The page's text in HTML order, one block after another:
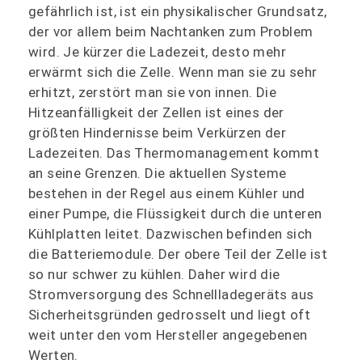
gefährlich ist, ist ein physikalischer Grundsatz,
der vor allem beim Nachtanken zum Problem
wird. Je kürzer die Ladezeit, desto mehr
erwärmt sich die Zelle. Wenn man sie zu sehr
erhitzt, zerstört man sie von innen. Die
Hitzeanfälligkeit der Zellen ist eines der
größten Hindernisse beim Verkürzen der
Ladezeiten. Das Thermomanagement kommt
an seine Grenzen. Die aktuellen Systeme
bestehen in der Regel aus einem Kühler und
einer Pumpe, die Flüssigkeit durch die unteren
Kühlplatten leitet. Dazwischen befinden sich
die Batteriemodule. Der obere Teil der Zelle ist
so nur schwer zu kühlen. Daher wird die
Stromversorgung des Schnellladegeräts aus
Sicherheitsgründen gedrosselt und liegt oft
weit unter den vom Hersteller angegebenen
Werten.